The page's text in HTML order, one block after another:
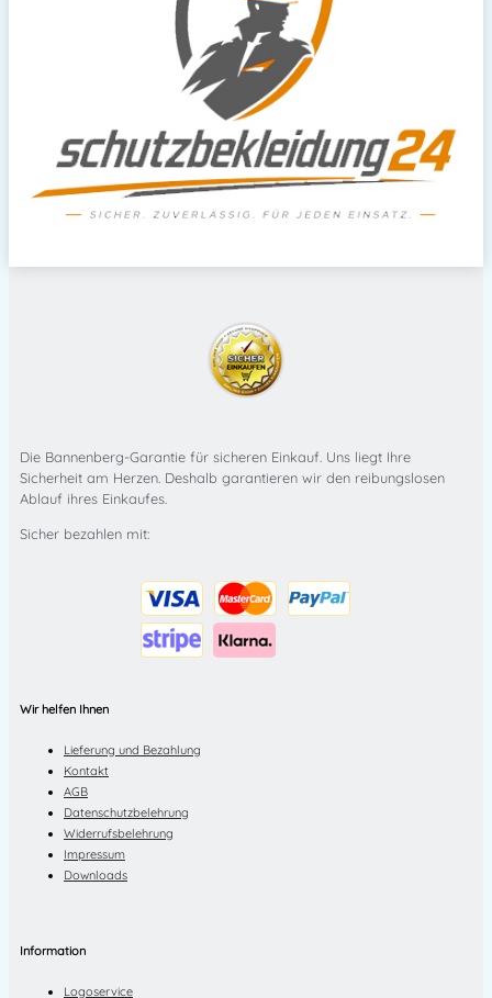
Die Bannenberg-Garantie für sicheren Einkauf. Uns liegt Ihre
Sicherheit am Herzen. Deshalb garantieren wir den reibungslosen
Ablauf ihres Einkaufes.
Sicher bezahlen mit:
Wir helfen Ihnen
Lieferung und Bezahlung
Kontakt
AGB
Datenschutzbelehrung
Widerrufsbelehrung
Impressum
Downloads
Information
Logoservice